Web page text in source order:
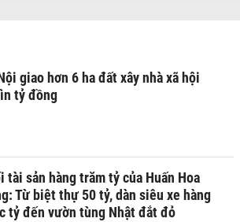
giao hơn 6 ha đất xây nhà xã hội
tỷ đồng
tài sản hàng trăm tỷ của Huấn Hoa
Từ biệt thự 50 tỷ, dàn siêu xe hàng
tỷ đến vườn tùng Nhật đắt đỏ